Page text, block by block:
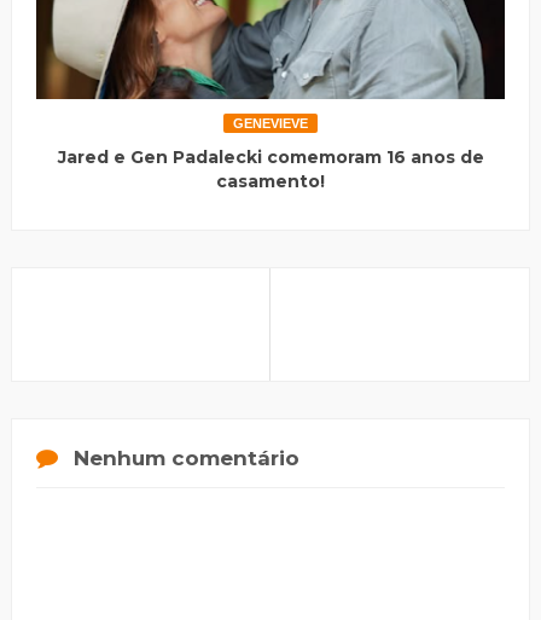
GENEVIEVE
Jared e Gen Padalecki comemoram 16 anos de
casamento!
Nenhum comentário